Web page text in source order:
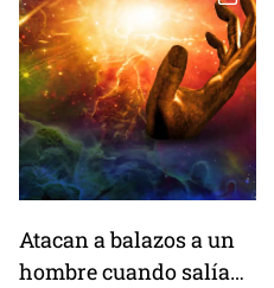
Atacan a balazos a un
hombre cuando salía